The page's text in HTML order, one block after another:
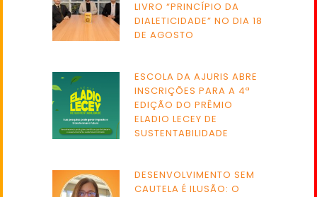
LIVRO “PRINCÍPIO DA
DIALETICIDADE” NO DIA 18
DE AGOSTO
ESCOLA DA AJURIS ABRE
INSCRIÇÕES PARA A 4ª
EDIÇÃO DO PRÊMIO
ELADIO LECEY DE
SUSTENTABILIDADE
DESENVOLVIMENTO SEM
CAUTELA É ILUSÃO: O